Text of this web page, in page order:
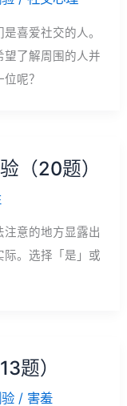
喜爱社交的人。
了解周围的人并
呢？
（20题）
意的地方显露出
际。选择「是」或
题）
/ 害羞